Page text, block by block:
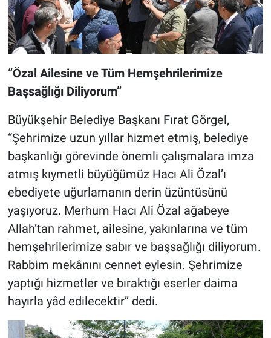
“Özal Ailesine ve Tüm Hemşehrilerimize
Başsağlığı Diliyorum”
Büyükşehir Belediye Başkanı Fırat Görgel,
“Şehrimize uzun yıllar hizmet etmiş, belediye
başkanlığı görevinde önemli çalışmalara imza
atmış kıymetli büyüğümüz Hacı Ali Özal’ı
ebediyete uğurlamanın derin üzüntüsünü
yaşıyoruz. Merhum Hacı Ali Özal ağabeye
Allah’tan rahmet, ailesine, yakınlarına ve tüm
hemşehrilerimize sabır ve başsağlığı diliyorum.
Rabbim mekânını cennet eylesin. Şehrimize
yaptığı hizmetler ve bıraktığı eserler daima
hayırla yâd edilecektir” dedi.